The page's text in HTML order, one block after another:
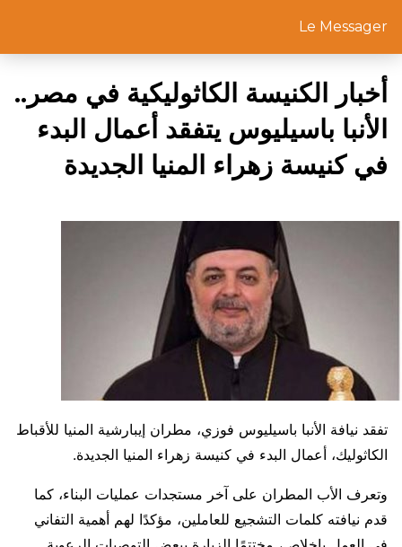
Le Messager
أخبار الكنيسة الكاثوليكية في مصر..
الأنبا باسيليوس يتفقد أعمال البدء
في كنيسة زهراء المنيا الجديدة
تفقد نيافة الأنبا باسيليوس فوزي، مطران إيبارشية المنيا للأقباط
الكاثوليك، أعمال البدء في كنيسة زهراء المنيا الجديدة.
وتعرف الأب المطران على آخر مستجدات عمليات البناء، كما
قدم نيافته كلمات التشجيع للعاملين، مؤكدًا لهم أهمية التفاني